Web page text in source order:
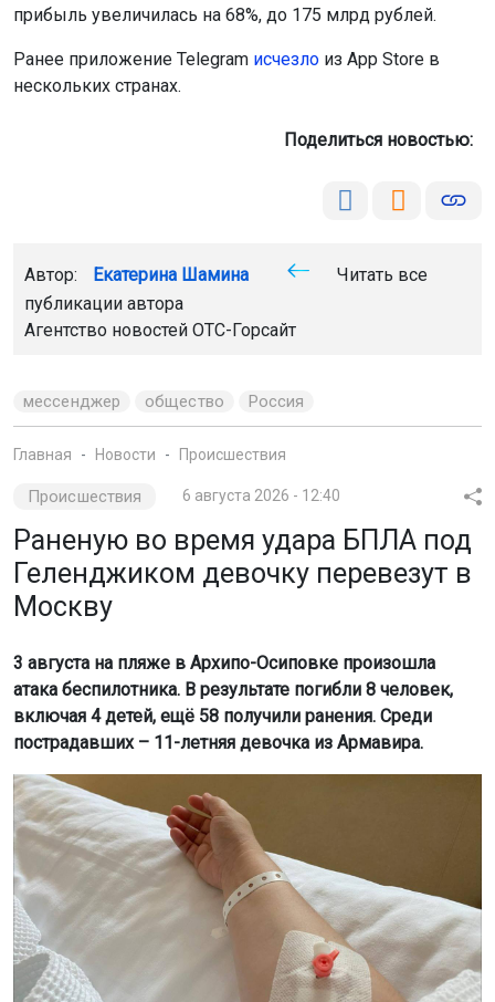
прибыль увеличилась на 68%, до 175 млрд рублей.
Ранее приложение Telegram исчезло из App Store в
нескольких странах.
Поделиться новостью:
Автор: Екатерина Шамина
Читать все
публикации автора
Агентство новостей ОТС-Горсайт
мессенджер общество Россия
Главная Новости Происшествия
Происшествия 6 августа 2026 - 12:40
Раненую во время удара БПЛА под
Геленджиком девочку перевезут в
Москву
3 августа на пляже в Архипо-Осиповке произошла
атака беспилотника. В результате погибли 8 человек,
включая 4 детей, ещё 58 получили ранения. Среди
пострадавших – 11-летняя девочка из Армавира.